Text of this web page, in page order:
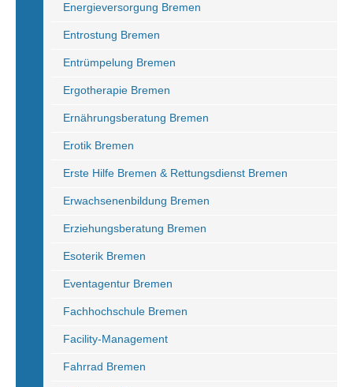
Energieversorgung Bremen
Entrostung Bremen
Entrümpelung Bremen
Ergotherapie Bremen
Ernährungsberatung Bremen
Erotik Bremen
Erste Hilfe Bremen & Rettungsdienst Bremen
Erwachsenenbildung Bremen
Erziehungsberatung Bremen
Esoterik Bremen
Eventagentur Bremen
Fachhochschule Bremen
Facility-Management
Fahrrad Bremen